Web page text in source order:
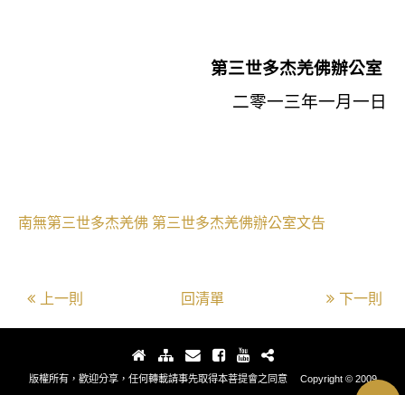
第三世多杰羌佛辦公室
二零一三年一月一日
南無第三世多杰羌佛 第三世多杰羌佛辦公室文告
上一則 回清單 下一則
版權所有，歡迎分享，任何轉載請事先取得本菩提會之同意 Copyright © 2009